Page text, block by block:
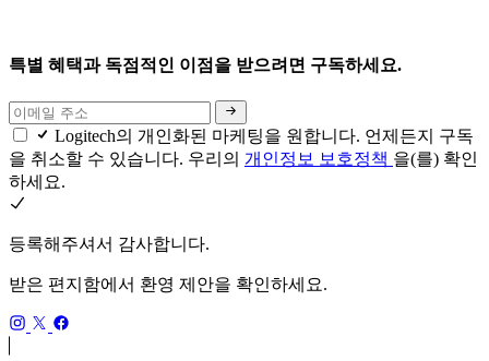
특별 혜택과 독점적인 이점을 받으려면 구독하세요.
Logitech의 개인화된 마케팅을 원합니다. 언제든지 구독
을 취소할 수 있습니다. 우리의 개인정보 보호정책 을(를) 확인
하세요.
등록해주셔서 감사합니다.
받은 편지함에서 환영 제안을 확인하세요.